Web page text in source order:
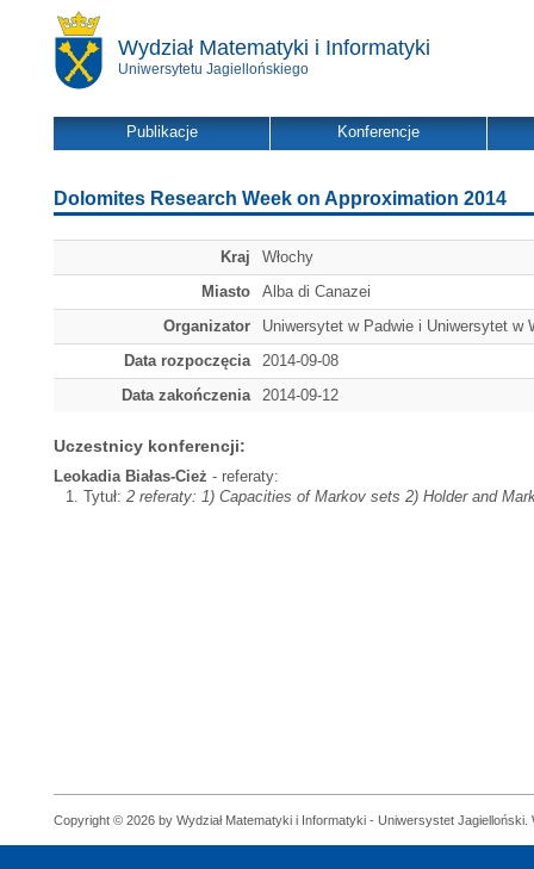
Wydział Matematyki i Informatyki
Uniwersytetu Jagiellońskiego
Publikacje Konferencje
Dolomites Research Week on Approximation 2014
Kraj
Włochy
Miasto
Alba di Canazei
Organizator
Uniwersytet w Padwie i Uniwersytet w
Data rozpoczęcia
2014-09-08
Data zakończenia
2014-09-12
Uczestnicy konferencji:
Leokadia Białas-Cież - referaty:
Tytuł: 2 referaty: 1) Capacities of Markov sets 2) Holder and
Copyright © 2026 by Wydział Matematyki i Informatyki - Uniwersystet